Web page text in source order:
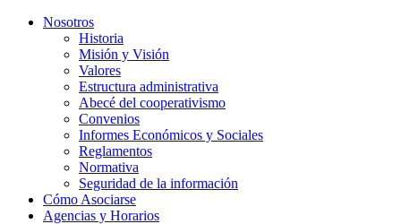
Nosotros
Historia
Misión y Visión
Valores
Estructura administrativa
Abecé del cooperativismo
Convenios
Informes Económicos y Sociales
Reglamentos
Normativa
Seguridad de la información
Cómo Asociarse
Agencias y Horarios